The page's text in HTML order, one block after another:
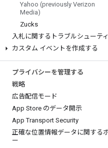
Yahoo (previously Verizon
Media)
Zucks
入札に関するトラブルシューテ
カスタム イベントを作成する
プライバシーを管理する
戦略
広告配信モード
App Store のデータ開示
App Transport Security
正確な位置情報データに関する
ー